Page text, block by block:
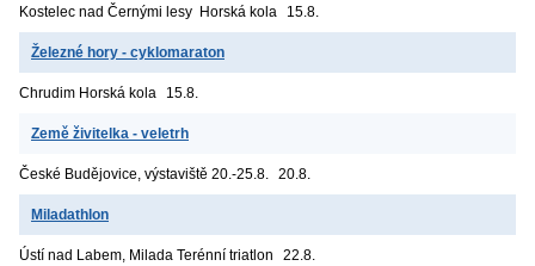
Kostelec nad Černými lesy Horská kola 15.8.
Železné hory - cyklomaraton
Chrudim Horská kola 15.8.
Země živitelka - veletrh
České Budějovice, výstaviště 20.-25.8. 20.8.
Miladathlon
Ústí nad Labem, Milada Terénní triatlon 22.8.